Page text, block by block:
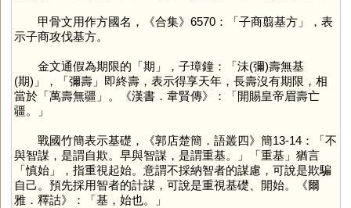
甲骨文用作方國名，《合集》6570：「子商翦基方」，表
示子商攻伐基方。
金文通假為期限的「期 」，子璋鐘：「沬(彌)壽無基
(期)」，「彌壽」即終壽，表示得享天年，長壽沒有期限，相
當於「萬壽無疆」。《漢書．韋賢傳》：「開賜皇帝眉壽亡
疆。」
戰國竹簡表示基礎，《郭店楚簡．語叢四》簡13-14：「不
與智謀，是謂自欺。早與智謀，是謂重基。」「重基」猶言
「慎始」，指重視起始。意謂不採納智者的謀慮，可說是欺騙
自己。預先採用智者的計謀，可說是重視基礎、開始。《爾
雅．釋詁》：「基，始也。」